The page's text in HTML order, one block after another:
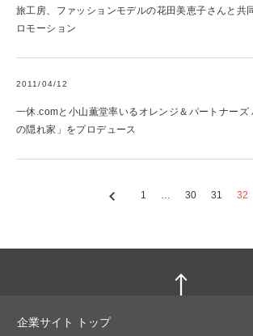
旅工房、ファッションモデルの花田美恵子さんと共
ロモーション
2011/04/12
一休.comと小山薫堂率いるオレンジ＆パートナーズ
の隠れ家」をプロデュース
1 … 30 31 32
企業サイト トップ